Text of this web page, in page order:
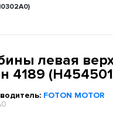
левая
4189
FOTON MOTOR